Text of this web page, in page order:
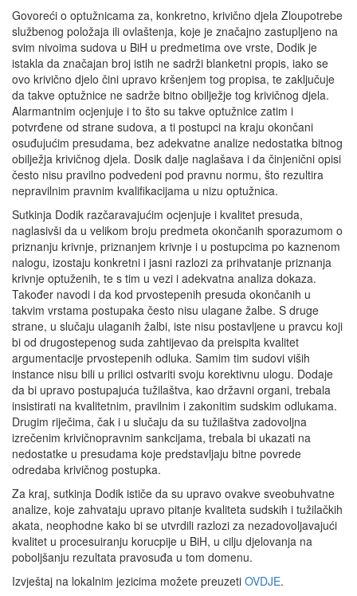
Govoreći o optužnicama za, konkretno, krivično djela Zloupotrebe
službenog položaja ili ovlaštenja, koje je značajno zastupljeno na
svim nivoima sudova u BiH u predmetima ove vrste, Dodik je
istakla da značajan broj istih ne sadrži blanketni propis, iako se
ovo krivično djelo čini upravo kršenjem tog propisa, te zaključuje
da takve optužnice ne sadrže bitno obilježje tog krivičnog djela.
Alarmantnim ocjenjuje i to što su takve optužnice zatim i
potvrđene od strane sudova, a ti postupci na kraju okončani
osuđujućim presudama, bez adekvatne analize nedostatka bitnog
obilježja krivičnog djela. Dosik dalje naglašava i da činjenični opisi
često nisu pravilno podvedeni pod pravnu normu, što rezultira
nepravilnim pravnim kvalifikacijama u nizu optužnica.
Sutkinja Dodik razčaravajućim ocjenjuje i kvalitet presuda,
naglasivši da u velikom broju predmeta okončanih sporazumom o
priznanju krivnje, priznanjem krivnje i u postupcima po kaznenom
nalogu, izostaju konkretni i jasni razlozi za prihvatanje priznanja
krivnje optuženih, te s tim u vezi i adekvatna analiza dokaza.
Također navodi i da kod prvostepenih presuda okončanih u
takvim vrstama postupaka često nisu ulagane žalbe. S druge
strane, u slučaju ulaganih žalbi, iste nisu postavljene u pravcu koji
bi od drugostepenog suda zahtijevao da preispita kvalitet
argumentacije prvostepenih odluka. Samim tim sudovi viših
instance nisu bili u prilici ostvariti svoju korektivnu ulogu. Dodaje
da bi upravo postupajuća tužilaštva, kao državni organi, trebala
insistirati na kvalitetnim, pravilnim i zakonitim sudskim odlukama.
Drugim riječima, čak i u slučaju da su tužilaštva zadovoljna
izrečenim krivičnopravnim sankcijama, trebala bi ukazati na
nedostatke u presudama koje predstavljaju bitne povrede
odredaba krivičnog postupka.
Za kraj, sutkinja Dodik ističe da su upravo ovakve sveobuhvatne
analize, koje zahvataju upravo pitanje kvaliteta sudskih i tužilačkih
akata, neophodne kako bi se utvrdili razlozi za nezadovoljavajući
kvalitet u procesuiranju korucpije u BiH, u cilju djelovanja na
poboljšanju rezultata pravosuđa u tom domenu.
Izvještaj na lokalnim jezicima možete preuzeti OVDJE.